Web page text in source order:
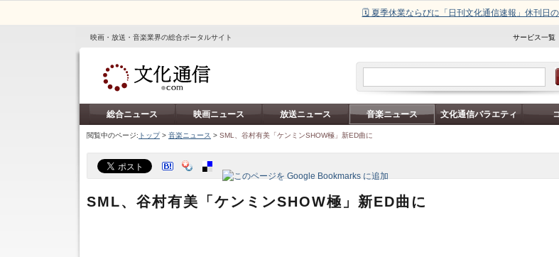
🗓️ 夏季休業ならびに「日刊文化通信速報」休刊日
映画・放送・音楽業界の総合ポータルサイト サービス一覧
総合ニュース 映画ニュース 放送ニュース 音楽ニュース 文化通信バラエティ
閲覧中のページ: トップ> 音楽ニュース > SML、谷村有美「ケンミンSHOW極」新ED曲に
SML、谷村有美「ケンミンSHOW極」新ED曲に